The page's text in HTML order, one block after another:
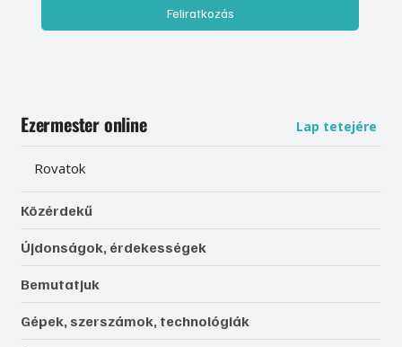
Feliratkozás
Ezermester online Lap tetejére
Rovatok
Közérdekű
Újdonságok, érdekességek
Bemutatjuk
Gépek, szerszámok, technológiák